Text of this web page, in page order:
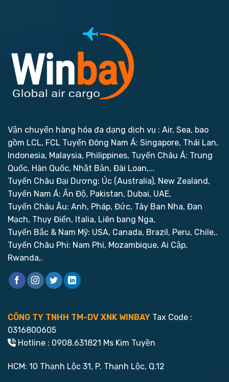
Vận chuyển hàng hóa đa dạng dịch vụ : Air, Sea, bao
gồm LCL, FCL Tuyến Đông Nam Á: Singapore, Thái Lan,
Indonesia, Malaysia, Philippines, Tuyến Châu Á: Trung
Quốc, Hàn Quốc, Nhật Bản, Đài Loan,...
Tuyến Châu Đại Dương: Úc (Australia), New Zealand,
Tuyến Nam Á: Ấn Độ, Pakistan, Dubai, UAE,
Tuyến Châu Âu: Anh, Pháp, Đức, Tây Ban Nha, Đan
Mạch, Thụy Điển, Italia, Liên bang Nga,
Tuyến Bắc & Nam Mỹ: USA, Canada, Brazil, Peru, Chile,.
Tuyến Châu Phi: Nam Phi, Mozambique, Ai Cập,
Rwanda,.
CÔNG TY TNHH TM-DV XNK WINBAY Tax Code :
0316800605
Hotline : 0908.631821 Ms Kim Tuyền
HCM: 10 Thạnh Lộc 31, P. Thạnh Lộc, Q.12